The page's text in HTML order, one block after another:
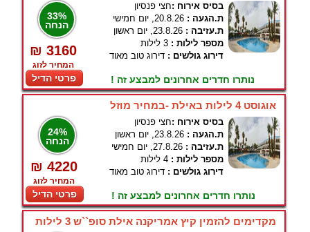
33%
הנחה
₪ 3160
המחיר לזוג
פרטי הדיל
בסיס אירוח :חצי פנסיון
ת.הגעה : 20.8.26, יום חמישי
ת.עזיבה : 23.8.26, יום ראשון
מספר לילות : 3 לילות
דירוג גולשים : דירוג טוב מאוד
נותרו חדרים אחרונים למבצע זה !
אוגוסט 4 לילות באילת -במחיר מוזל
24%
הנחה
₪ 4220
המחיר לזוג
פרטי הדיל
בסיס אירוח :חצי פנסיון
ת.הגעה : 23.8.26, יום ראשון
ת.עזיבה : 27.8.26, יום חמישי
מספר לילות : 4 לילות
דירוג גולשים : דירוג טוב מאוד
נותרו חדרים אחרונים למבצע זה !
מקדימים להזמין קיץ אמריקנה אילת סופ``ש 3 לילות